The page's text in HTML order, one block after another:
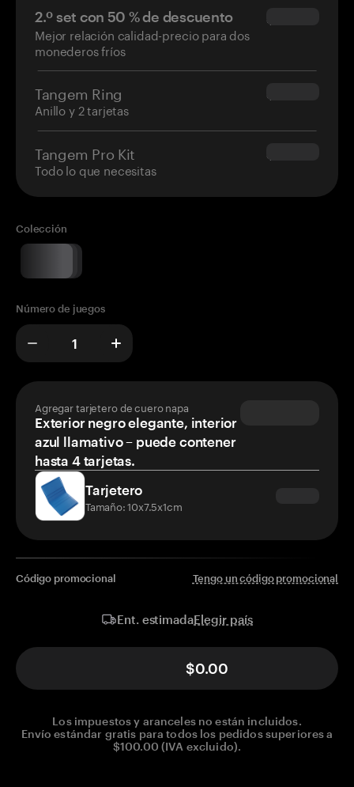
2.º set con 50 % de descuento
Mejor relación calidad-precio para dos
monederos fríos
$34.95
Tangem Ring
Anillo y 2 tarjetas
$160.00
Tangem Pro Kit
Todo lo que necesitas
$180.00
Colección
Número de juegos
Agregar tarjetero de cuero napa
Exterior negro elegante, interior
azul llamativo – puede contener
hasta 4 tarjetas.
Tarjetero
Tamaño: 10x7.5x1cm
Código promocional Tengo un código promocional
Ent. estimadaElegir país
$0.00
Los impuestos y aranceles no están incluidos.
Envío estándar gratis para todos los pedidos superiores a
$100.00 (IVA excluido).